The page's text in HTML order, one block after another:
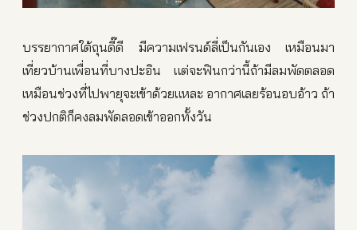
บรรยากาศใต้ถุนดี๊ดี มีความเฟรนด์ลี่เป็นกันเอง เหมือนมา
เที่ยวบ้านเพื่อนที่บางปะอิน แต่จะฟินกว่านี้ถ้ามีลมพัดตลอด
เหมือนช่วงที่ไปพายุจะเข้าด้วยแหละ อากาศเลยร้อนอบอ้าว ถ้า
ช่วงปกติก็คงลมพัดลอดเข้าออกทั้งวัน